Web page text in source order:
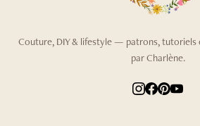
Couture, DIY & lifestyle — patrons, tutoriels
par Charlène.